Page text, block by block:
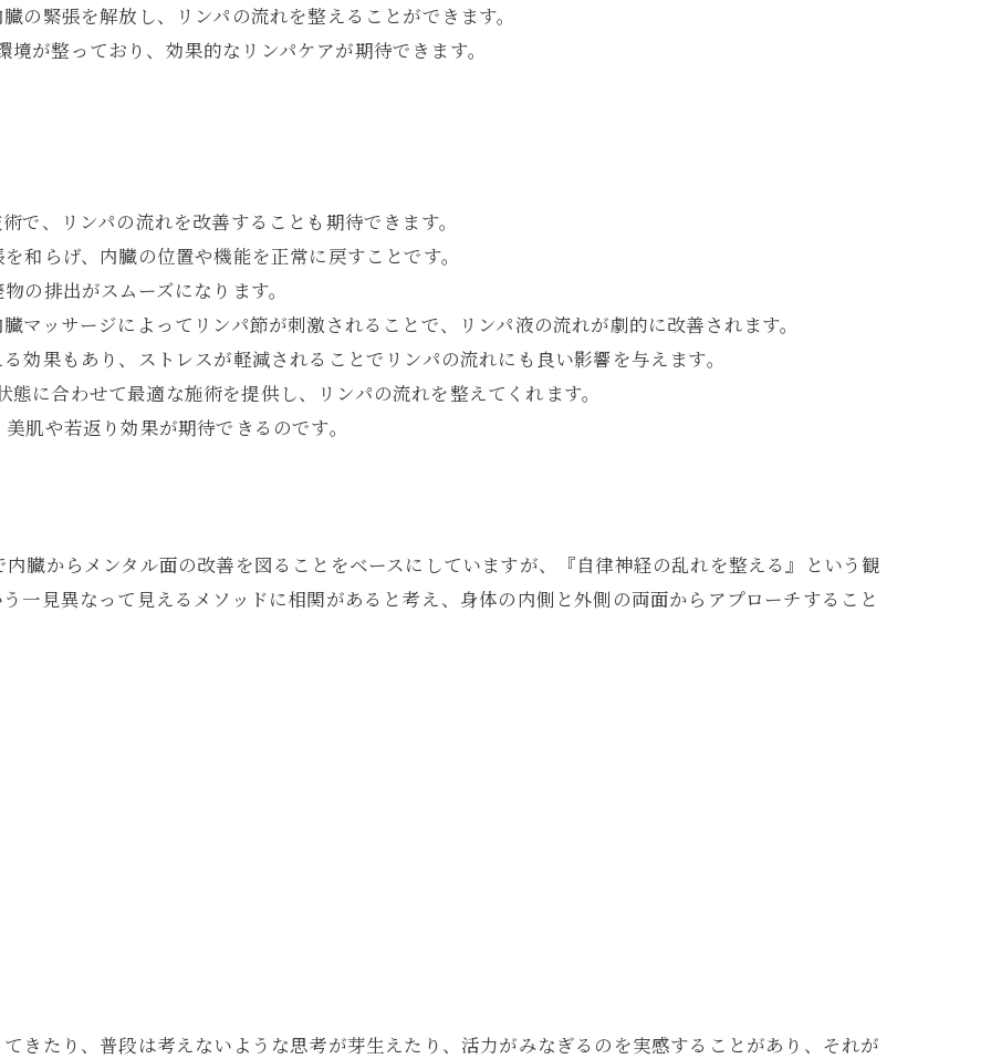
の緊張を解放し、リンパの流れを整えることができます。
が整っており、効果的なリンパケアが期待できます。
で、リンパの流れを改善することも期待できます。
和らげ、内臓の位置や機能を正常に戻すことです。
の排出がスムーズになります。
マッサージによってリンパ節が刺激されることで、リンパ液の流れが劇的に改善されます。
効果もあり、ストレスが軽減されることでリンパの流れにも良い影響を与えます。
に合わせて最適な施術を提供し、リンパの流れを整えてくれます。
肌や若返り効果が期待できるのです。
臓からメンタル面の改善を図ることをベースにしていますが、『自律神経の乱れを整える』という観
一見異なって見えるメソッドに相関があると考え、身体の内側と外側の両面からアプローチすること
きたり、普段は考えないような思考が芽生えたり、活力がみなぎるのを実感することがあり、それが